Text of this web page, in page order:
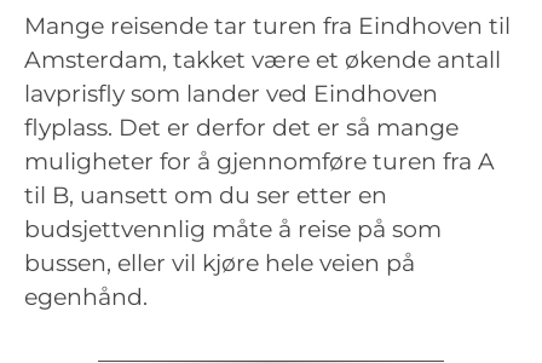
Mange reisende tar turen fra Eindhoven til
Amsterdam, takket være et økende antall
lavprisfly som lander ved Eindhoven
flyplass. Det er derfor det er så mange
muligheter for å gjennomføre turen fra A
til B, uansett om du ser etter en
budsjettvennlig måte å reise på som
bussen, eller vil kjøre hele veien på
egenhånd.